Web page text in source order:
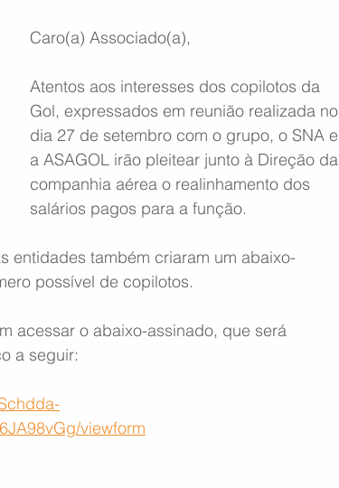
Teste ICAO Fadigômetro
Caro(a) Associado(a),
Atentos aos interesses dos copilotos da
Gol, expressados em reunião realizada no
dia 27 de setembro com o grupo, o SNA e
a ASAGOL irão pleitear junto à Direção da
companhia aérea o realinhamento dos
salários pagos para a função.
entidades também criaram um abaixo-
possível de copilotos.
acessar o abaixo-assinado, que será
a seguir:
viewform